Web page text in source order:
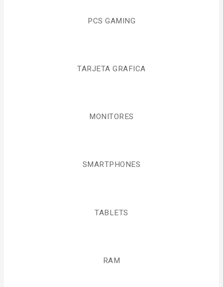
PCS GAMING
TARJETA GRAFICA
MONITORES
SMARTPHONES
TABLETS
RAM